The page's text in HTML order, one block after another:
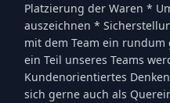
Platzierung der Waren *
auszeichnen *
mit dem Team ein
ein Teil unseres Teams
Kundenorientiertes
sich gerne auch als